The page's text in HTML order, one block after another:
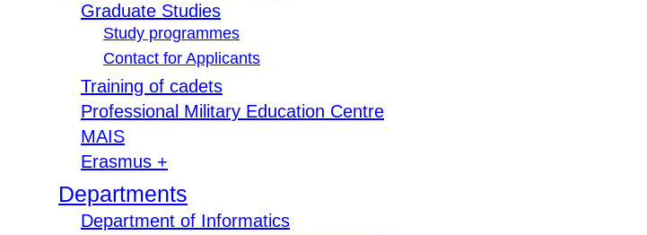
Graduate Studies
Study programmes
Contact for Applicants
Training of cadets
Professional Military Education Centre
MAIS
Erasmus +
Departments
Department of Informatics